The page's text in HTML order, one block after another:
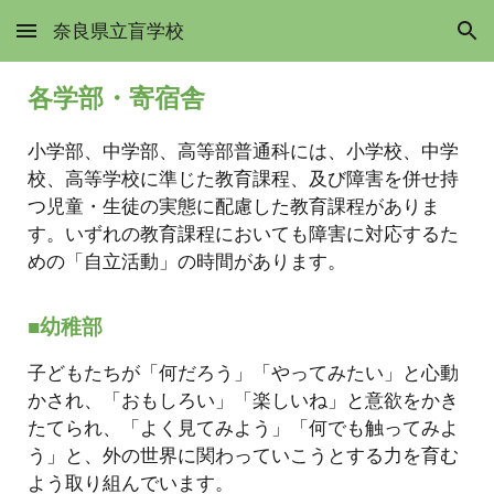
Skip to main content Skip to navigation
奈良県立盲学校
各学部・寄宿舎
小学部、中学部、高等部普通科には、小学校、中学
校、高等学校に準じた教育課程、及び障害を併せ持
つ児童・生徒の実態に配慮した教育課程がありま
す。いずれの教育課程においても障害に対応するた
めの「自立活動」の時間があります。
■幼稚部
子どもたちが「何だろう」「やってみたい」と心動
かされ、「おもしろい」「楽しいね」と意欲をかき
たてられ、「よく見てみよう」「何でも触ってみよ
う」と、外の世界に関わっていこうとする力を育む
よう取り組んでいます。